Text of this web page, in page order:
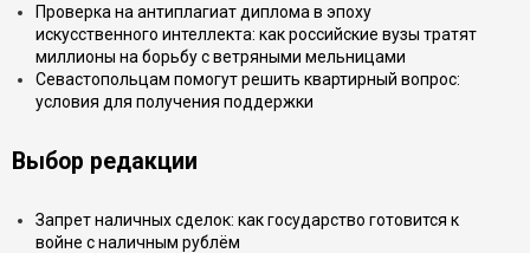
Проверка на антиплагиат диплома в эпоху
искусственного интеллекта: как российские вузы тратят
миллионы на борьбу с ветряными мельницами
Севастопольцам помогут решить квартирный вопрос:
условия для получения поддержки
Выбор редакции
Запрет наличных сделок: как государство готовится к
войне с наличным рублём